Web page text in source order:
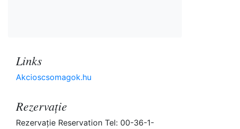
Links
Akcioscsomagok.hu
Rezervaţie
Rezervaţie Reservation Tel: 00-36-1-